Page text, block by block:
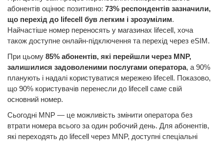
абонентів оцінює позитивно: 73% респондентів зазначили,
що перехід до lifecell був легким і зрозумілим.
Найчастіше номер переносять у магазинах lifecell, хоча
також доступне онлайн-підключення та перехід через eSIM.
При цьому 85% абонентів, які перейшли через MNP,
залишилися задоволеними послугами оператора, а 90%
планують і надалі користуватися мережею lifecell. Показово,
що 90% користувачів перенесли до lifecell саме свій
основний номер.
Сьогодні MNP — це можливість змінити оператора без
втрати номера всього за один робочий день. Для абонентів,
які переходять до lifecell через МNP, доступні спеціальні